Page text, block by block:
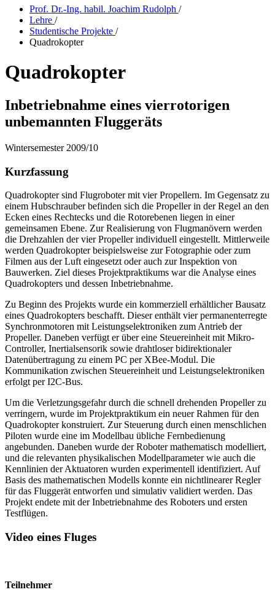
Prof. Dr.-Ing. habil. Joachim Rudolph /
Lehre /
Studentische Projekte /
Quadrokopter
Quadrokopter
Inbetriebnahme eines vierrotorigen
unbemannten Fluggeräts
Wintersemester 2009/10
Kurzfassung
Quadrokopter sind Flugroboter mit vier Propellern. Im Gegensatz zu
einem Hubschrauber befinden sich die Propeller in der Regel an den
Ecken eines Rechtecks und die Rotorebenen liegen in einer
gemeinsamen Ebene. Zur Realisierung von Flugmanövern werden
die Drehzahlen der vier Propeller individuell eingestellt. Mittlerweile
werden Quadrokopter beispielsweise zur Fotographie oder zum
Filmen aus der Luft eingesetzt oder auch zur Inspektion von
Bauwerken. Ziel dieses Projektpraktikums war die Analyse eines
Quadrokopters und dessen Inbetriebnahme.
Zu Beginn des Projekts wurde ein kommerziell erhältlicher Bausatz
eines Quadrokopters beschafft. Dieser enthält vier permanenterregte
Synchronmotoren mit Leistungselektroniken zum Antrieb der
Propeller. Daneben verfügt er über eine Steuereinheit mit Mikro-
Controller, Inertialsensorik sowie drahtloser bidirektionaler
Datenübertragung zu einem PC per XBee-Modul. Die
Kommunikation zwischen Steuereinheit und Leistungselektroniken
erfolgt per I2C-Bus.
Um die Verletzungsgefahr durch die schnell drehenden Propeller zu
verringern, wurde im Projektpraktikum ein neuer Rahmen für den
Quadrokopter konstruiert. Zur Steuerung durch einen menschlichen
Piloten wurde eine im Modellbau übliche Fernbedienung
angebunden. Daneben wurde der Roboter mathematisch modelliert,
und die relevanten physikalischen Modellparameter wie auch die
Kennlinien der Aktuatoren wurden experimentell identifiziert. Auf
Basis des mathematischen Modells konnte ein nichtlinearer Regler
für das Fluggerät entworfen und simulativ validiert werden. Das
Projekt endete mit der Inbetriebnahme des Roboters und ersten
Testflügen.
Video eines Fluges
Teilnehmer